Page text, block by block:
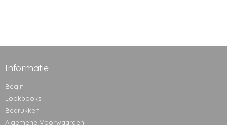
Informatie
Begin
Lookbooks
Bedrukken
Algemene Voorwaarden